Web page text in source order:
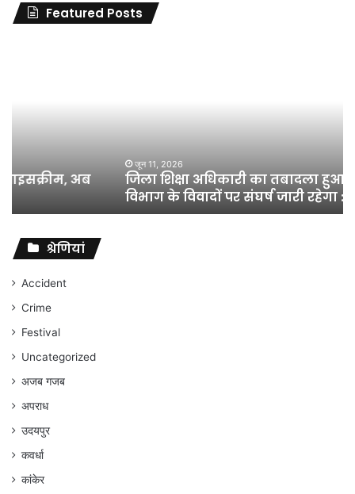
Featured Posts
विभाग
विवादों
संघर्ष
जारी
रहेगा
अंकित
गौरहा
जिला शिक्षा अधिकारी का तबादला हुआ, लेकिन शिक्षा
विभाग के विवादों पर संघर्ष जारी रहेगा : अंकित गौरहा
श्रेणियां
Accident
Crime
Festival
Uncategorized
अजब गजब
अपराध
उदयपुर
कवर्धा
कांकेर